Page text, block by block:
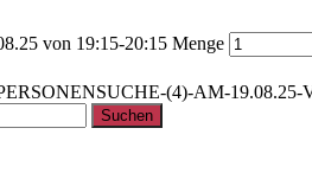
von 19:15-20:15 Menge
(4)-AM-19.08.25-